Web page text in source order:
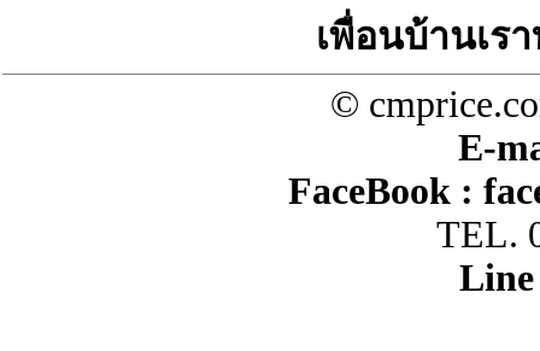
เพื่อนบ้านเร
©
E-
FaceBook :
TEL.